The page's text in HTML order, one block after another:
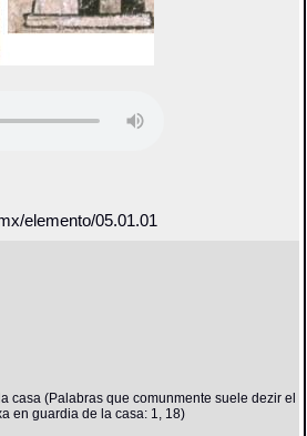
elemento/05.01.01
casa (Palabras que comunmente suele dezir el
en guardia de la casa: 1, 18)